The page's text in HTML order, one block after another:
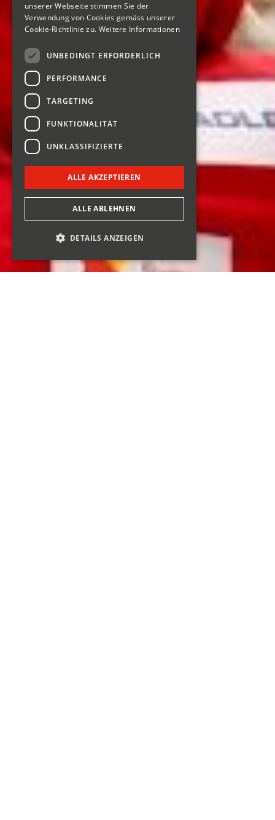
unserer Webseite stimmen Sie der
Verwendung von Cookies gemäss unserer
Cookie-Richtlinie zu. Weitere Informationen
UNBEDINGT ERFORDERLICH
PERFORMANCE
TARGETING
FUNKTIONALITÄT
UNKLASSIFIZIERTE
ALLE AKZEPTIEREN
ALLE ABLEHNEN
DETAILS ANZEIGEN